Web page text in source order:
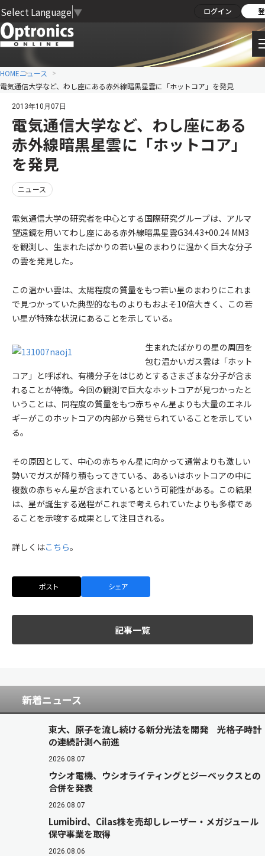
Select Language ▼ ログイン
HOMEニュース
電気通信大学など、わし座にある赤外線暗黒星雲に「ホットコア」を発見
2013年10月07日
電気通信大学など、わし座にある
赤外線暗黒星雲に「ホットコア」
を発見
ニュース
電気通信大学の研究者を中心とする国際研究グループは、アルマ
望遠鏡を用いてわし座にある赤外線暗黒星雲G34.43+00.24 MM3
を観測し、生まれたばかりの若い星のまわりに温かく巨大な分子
の雲を発見した。
この温かい雲は、太陽程度の質量をもつ若い星のまわりにこれま
で見つかっていた典型的なものよりもおよそ10倍大きく、この若
い星が特殊な状況にあることを示している。
生まれたばかりの星の周囲を
包む温かいガス雲は「ホット
コア」と呼ばれ、有機分子をはじめとするさまざまな分子が含ま
れることが特徴。今回の観測で巨大なホットコアが見つかったと
いうことは、同程度の質量をもつ赤ちゃん星よりも大量のエネル
ギーがこのホットコアの内部から発せられていることを示してい
る。
その原因として、中心の赤ちゃん星に向かって通常よりも激しい
勢いでガスが降り積もってきている、あるいはホットコアの中に
複数の赤ちゃん星が含まれているという可能性がある。この結果
は、星が誕生する過程がこれまで考えられていたよりも多様であ
ることを示唆する成果として注目される。
詳しくはこちら。
ポスト シェア
記事一覧
新着ニュース
東大、原子を流し続ける新分光法を開発 光格子時計
の連続計測へ前進
2026.08.07
ウシオ電機、ウシオライティングとジーベックスとの
合併を発表
2026.08.07
Lumibird、Cilas株を売却しレーザー・メガジュール
保守事業を取得
2026.08.06